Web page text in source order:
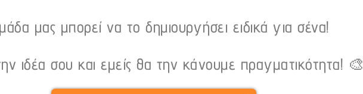
μας μπορεί να το δημιουργήσει ειδικά για σένα!
ιδέα σου και εμείς θα την κάνουμε πραγματικότητα! 🎨